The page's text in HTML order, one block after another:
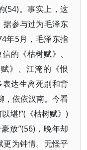
(54)。事实上，这
据参与过为毛泽东
年5月，毛泽东指
的《枯树赋》、
》、江淹的《恨
达生离死别和背
，依依汉南。今看
堪!”(《枯树赋》)
放”(56)，晚年却
更为钟情。无怪乎